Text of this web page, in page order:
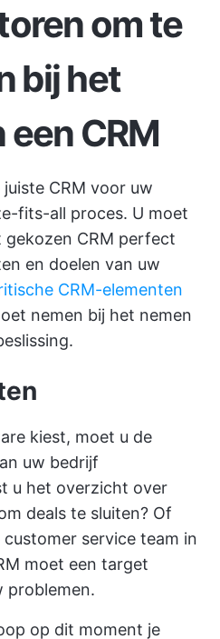
om te
bij het
CRM
CRM voor uw
fits-all proces. U moet
CRM perfect
en doelen van uw
CRM-elementen
nemen bij het nemen
kiest, moet u de
uw bedrijf
u het overzicht over
deals te sluiten? Of
service team in
moet een target
problemen.
op dit moment je